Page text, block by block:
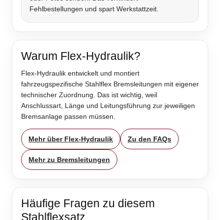
Fehlbestellungen und spart Werkstattzeit.
Warum Flex-Hydraulik?
Flex-Hydraulik entwickelt und montiert
fahrzeugspezifische Stahlflex Bremsleitungen mit eigener
technischer Zuordnung. Das ist wichtig, weil
Anschlussart, Länge und Leitungsführung zur jeweiligen
Bremsanlage passen müssen.
Mehr über Flex-Hydraulik Zu den FAQs
Mehr zu Bremsleitungen
Häufige Fragen zu diesem
Stahlflexsatz